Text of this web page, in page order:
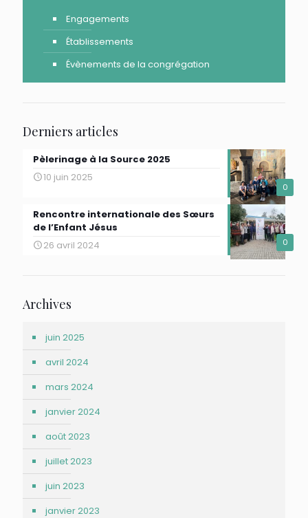
Engagements
Établissements
Évènements de la congrégation
Derniers articles
0
Pèlerinage à la Source 2025
10 juin 2025
0
Rencontre internationale des Sœurs
de l’Enfant Jésus
26 avril 2024
Archives
juin 2025
avril 2024
mars 2024
janvier 2024
août 2023
juillet 2023
juin 2023
janvier 2023